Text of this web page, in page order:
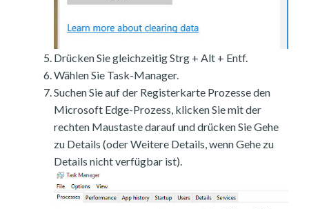
Drücken Sie gleichzeitig Strg + Alt + Entf.
Wählen Sie Task-Manager.
Suchen Sie auf der Registerkarte Prozesse den
Microsoft Edge-Prozess, klicken Sie mit der
rechten Maustaste darauf und drücken Sie Gehe
zu Details (oder Weitere Details, wenn Gehe zu
Details nicht verfügbar ist).